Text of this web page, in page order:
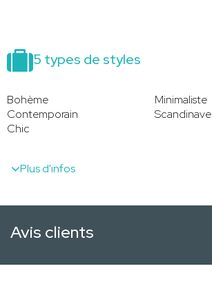
5 types de styles
Bohème
Minimaliste
Contemporain
Scandinave
Chic
Plus d'infos
Avis clients